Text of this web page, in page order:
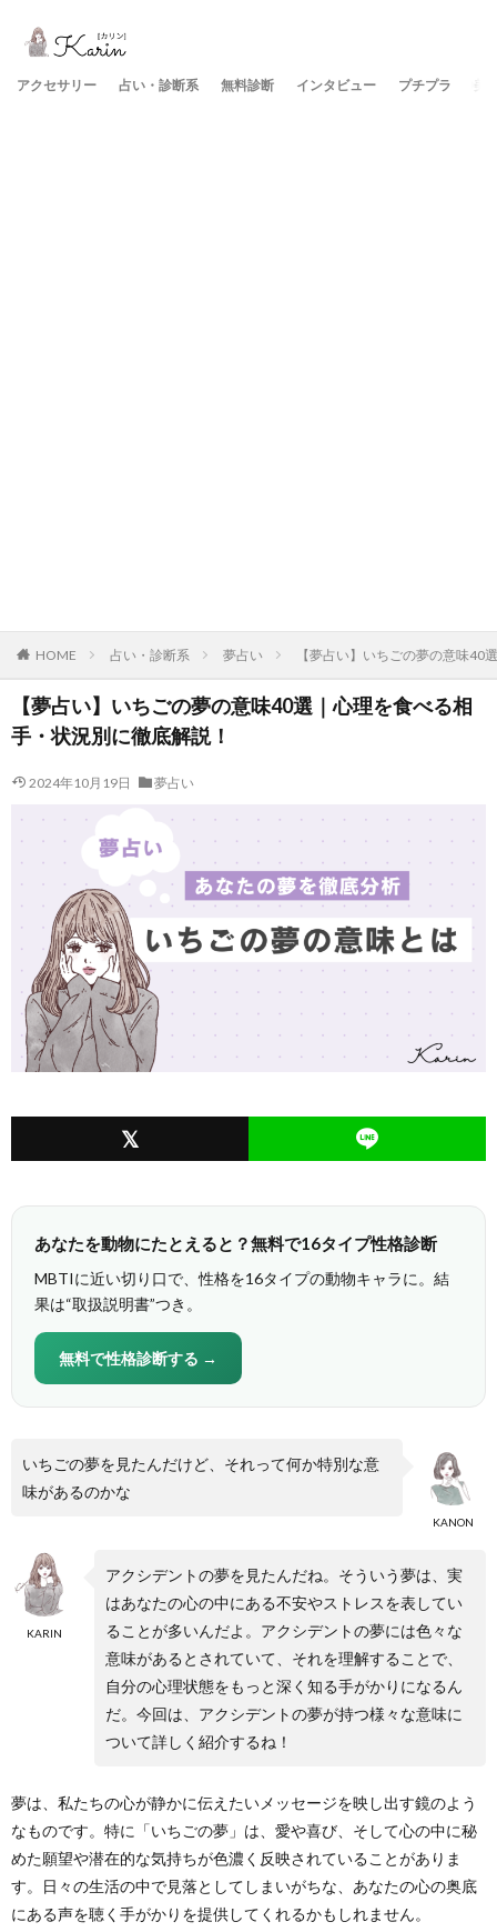
アクセサリー 占い・診断系 無料診断 インタビュー プチプラ 美
HOME 占い・診断系 夢占い 【夢占い】いちごの夢の意味40
【夢占い】いちごの夢の意味40選｜心理を食べる相
手・状況別に徹底解説！
2024年10月19日 夢占い
あなたを動物にたとえると？無料で16タイプ性格診断
MBTIに近い切り口で、性格を16タイプの動物キャラに。結
果は“取扱説明書”つき。
無料で性格診断する →
KANON
いちごの夢を見たんだけど、それって何か特別な意
味があるのかな
KARIN
アクシデントの夢を見たんだね。そういう夢は、実
はあなたの心の中にある不安やストレスを表してい
ることが多いんだよ。アクシデントの夢には色々な
意味があるとされていて、それを理解することで、
自分の心理状態をもっと深く知る手がかりになるん
だ。今回は、アクシデントの夢が持つ様々な意味に
ついて詳しく紹介するね！
夢は、私たちの心が静かに伝えたいメッセージを映し出す鏡のよう
なものです。特に「いちごの夢」は、愛や喜び、そして心の中に秘
めた願望や潜在的な気持ちが色濃く反映されていることがありま
す。日々の生活の中で見落としてしまいがちな、あなたの心の奥底
にある声を聴く手がかりを提供してくれるかもしれません。